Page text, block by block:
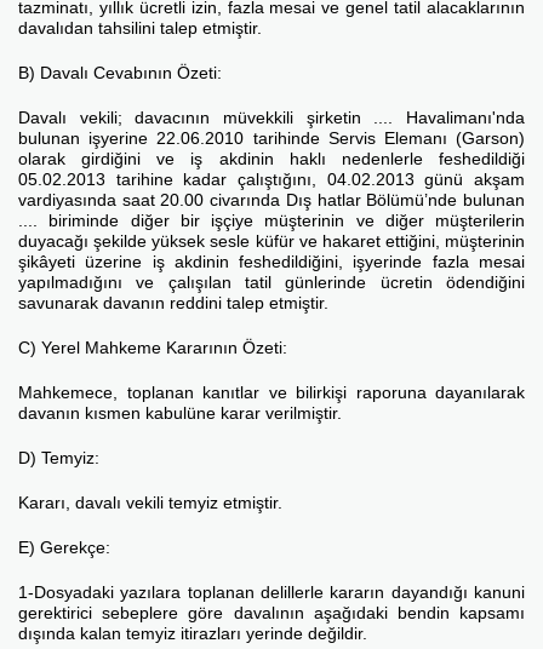
tazminatı, yıllık ücretli izin, fazla mesai ve genel tatil alacaklarının
davalıdan tahsilini talep etmiştir.
B) Davalı Cevabının Özeti:
Davalı vekili; davacının müvekkili şirketin .... Havalimanı'nda
bulunan işyerine 22.06.2010 tarihinde Servis Elemanı (Garson)
olarak girdiğini ve iş akdinin haklı nedenlerle feshedildiği
05.02.2013 tarihine kadar çalıştığını, 04.02.2013 günü akşam
vardiyasında saat 20.00 civarında Dış hatlar Bölümü’nde bulunan
.... biriminde diğer bir işçiye müşterinin ve diğer müşterilerin
duyacağı şekilde yüksek sesle küfür ve hakaret ettiğini, müşterinin
şikâyeti üzerine iş akdinin feshedildiğini, işyerinde fazla mesai
yapılmadığını ve çalışılan tatil günlerinde ücretin ödendiğini
savunarak davanın reddini talep etmiştir.
C) Yerel Mahkeme Kararının Özeti:
Mahkemece, toplanan kanıtlar ve bilirkişi raporuna dayanılarak
davanın kısmen kabulüne karar verilmiştir.
D) Temyiz:
Kararı, davalı vekili temyiz etmiştir.
E) Gerekçe:
1-Dosyadaki yazılara toplanan delillerle kararın dayandığı kanuni
gerektirici sebeplere göre davalının aşağıdaki bendin kapsamı
dışında kalan temyiz itirazları yerinde değildir.